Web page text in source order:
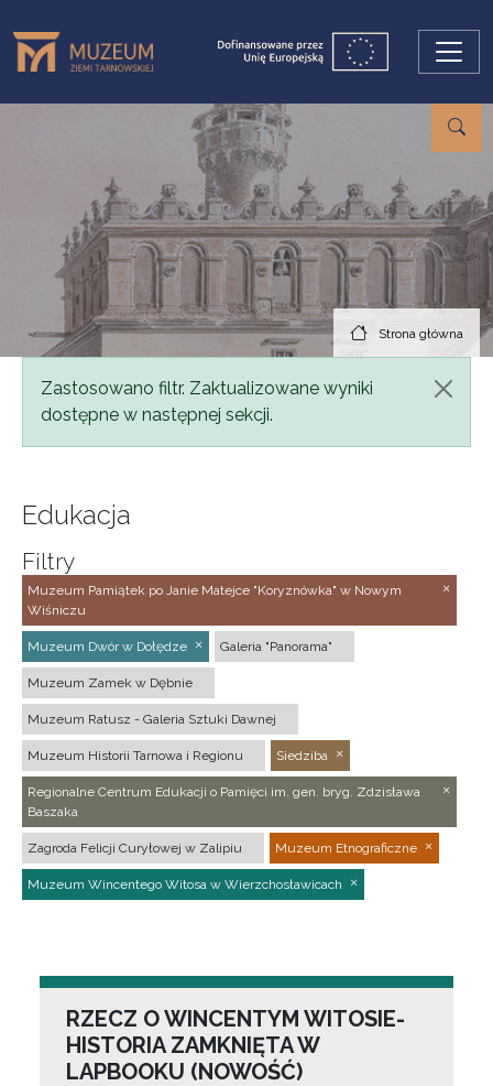
Strona główna
Komunikat
Zastosowano filtr. Zaktualizowane wyniki
dostępne w następnej sekcji.
Edukacja
Filtry
Muzeum Pamiątek po Janie Matejce "Koryznówka" w Nowym
Wiśniczu
Muzeum Dwór w Dołędze Galeria "Panorama"
Muzeum Zamek w Dębnie
Muzeum Ratusz - Galeria Sztuki Dawnej
Muzeum Historii Tarnowa i Regionu Siedziba
Regionalne Centrum Edukacji o Pamięci im. gen. bryg. Zdzisława
Baszaka
Zagroda Felicji Curyłowej w Zalipiu Muzeum Etnograficzne
Muzeum Wincentego Witosa w Wierzchosławicach
RZECZ O WINCENTYM WITOSIE-
HISTORIA ZAMKNIĘTA W
LAPBOOKU (NOWOŚĆ)